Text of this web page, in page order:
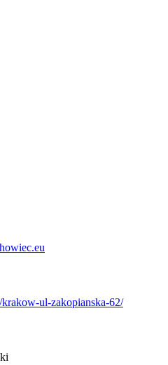
ul-zakopianska-62/